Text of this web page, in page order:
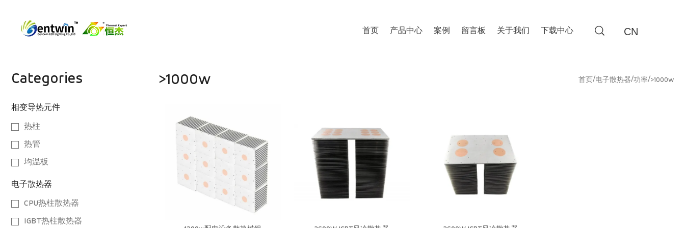
CN
首页 产品中心 案例 留言板 关于我们 下载中心
Categories
相变导热元件
热柱
热管
均温板
电子散热器
CPU热柱散热器
IGBT热柱散热器
>1000w 首页/电子散热器/功率/>1000w